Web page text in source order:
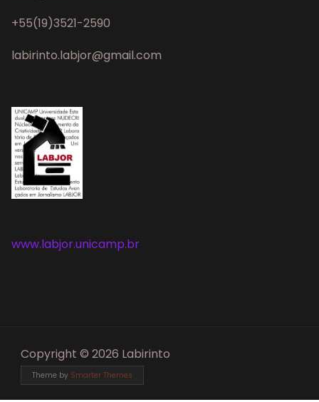
+55(19)3521-2590
labirinto.labjor@gmail.com
www.labjor.unicamp.br
Copyright © 2026 Labirinto
Theme by Smarter Themes